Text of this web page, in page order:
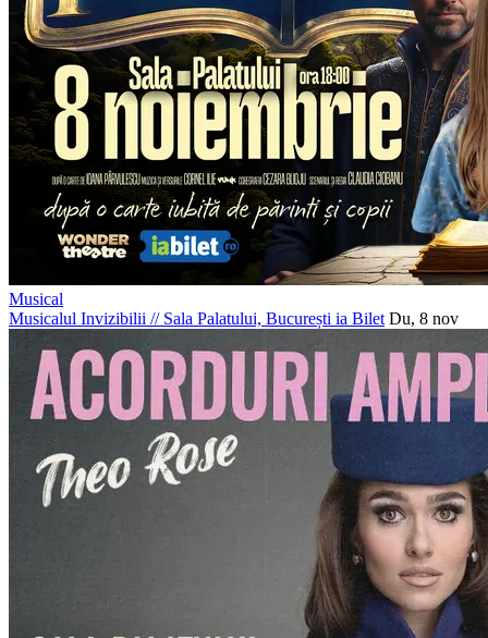
Musical
Musicalul Invizibilii //Sala Palatului, București ia Bilet Du, 8 nov